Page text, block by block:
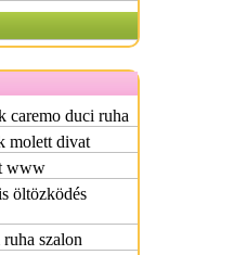
caremo duci ruha
molett divat
www
öltözködés
szalon